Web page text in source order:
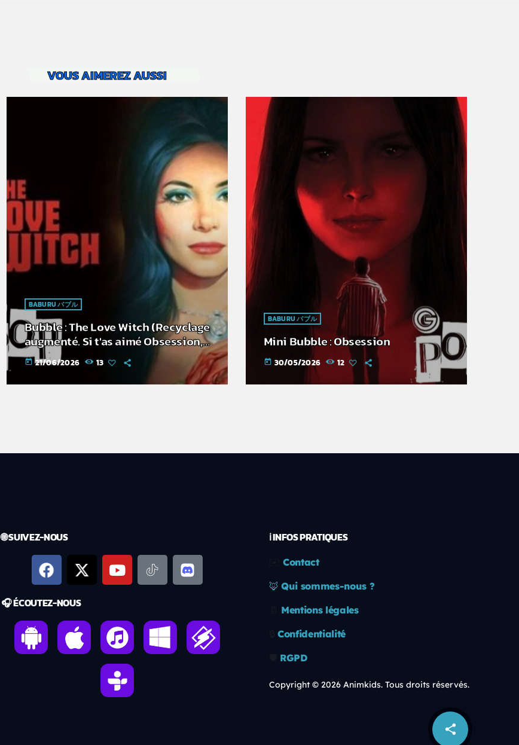
share
email
VOUS AIMEREZ AUSSI
BABURU バブル
Bubble : The Love Witch (Recyclage
augmenté. Si t'as aimé Obsession,
c'est pour toi)
today 21/06/2026 13
BABURU バブル
Mini Bubble : Obsession
today 30/05/2026 12
🌐 SUIVEZ-NOUS
🎧 ÉCOUTEZ-NOUS
ℹ️ INFOS PRATIQUES
Contact
🦊 Qui sommes-nous ?
Mentions légales
Confidentialité
RGPD
Copyright © 2026 Animkids. Tous droits réservés.